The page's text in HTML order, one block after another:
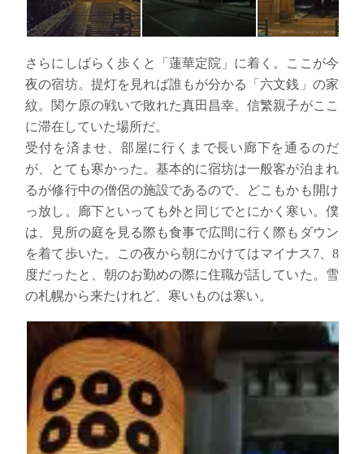
さらにしばらく歩くと「蓮華定院」に着く。ここが今
夜の宿坊。提灯を見れば誰もが分かる「六文銭」の家
紋。関ケ原の戦いで敗れた真田昌幸、信繁親子がここ
に滞在していた場所だ。
受付を済ませ、部屋に行くまで長い廊下を通るのだ
が、とても寒かった。基本的に宿坊は一般客が泊まれ
るが修行中の僧侶の施設であるので、どこもかも開け
っ放し。廊下といっても外と同じでとにかく寒い。僕
は、見所の庭を見る際も食事で広間に行く際もダウン
を着て歩いた。この夜から朝にかけてはマイナス7、8
度だったと、朝のお勤めの際に住職が話していた。雪
の札幌から来たけれど、寒いものは寒い。